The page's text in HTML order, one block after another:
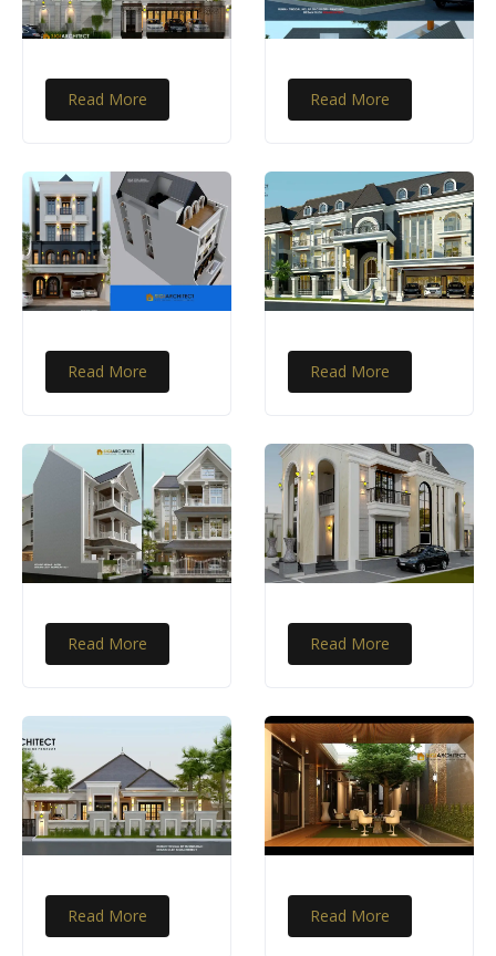
Read More Read More
Read More Read More
Read More Read More
Read More Read More